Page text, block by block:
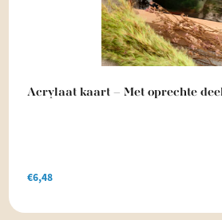
Acrylaat kaart – Met oprechte
€6,48